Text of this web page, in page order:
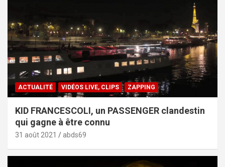
ACTUALITÉ VIDÉOS LIVE, CLIPS ZAPPING
KID FRANCESCOLI, un PASSENGER clandestin
qui gagne à être connu
31 août 2021 abds69